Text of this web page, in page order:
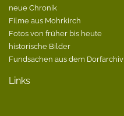
neue Chronik
Filme aus Mohrkirch
Fotos von früher bis heute
historische Bilder
Fundsachen aus dem Dorfarchiv
Links